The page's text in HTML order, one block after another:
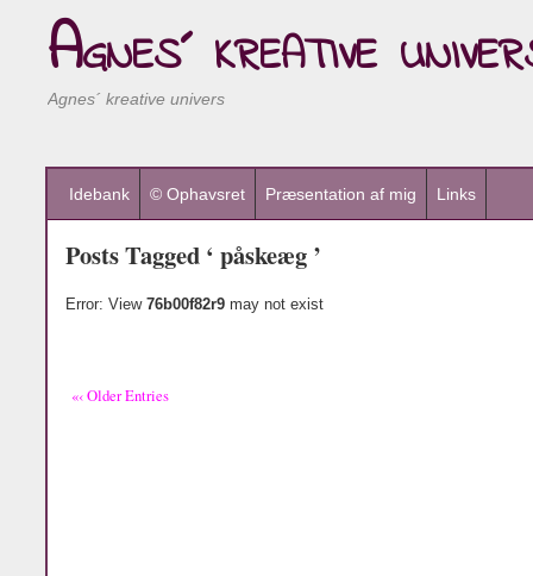
Agnes´ kreative
Agnes´ kreative univers
Idebank © Ophavsret Præsentation af mig Links
Posts Tagged ‘ påskeæg ’
Error: View 76b00f82r9 may not exist
«‹ Older Entries